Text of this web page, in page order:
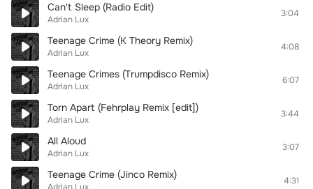
Can't Sleep (Radio Edit)
Adrian Lux
3:04
Teenage Crime (K Theory Remix)
Adrian Lux
4:08
Teenage Crimes (Trumpdisco Remix)
Adrian Lux
6:07
Torn Apart (Fehrplay Remix [edit])
Adrian Lux
3:44
All Aloud
Adrian Lux
3:07
Teenage Crime (Jinco Remix) 4:31